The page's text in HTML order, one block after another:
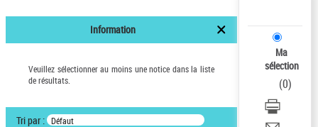
notices d’autorité
Paco de Lucía (1947-2014)
ne s'applique pas
Information
Veuillez sélectionner au moins une notice dans la liste
de résultats.
Tri par : Défaut
Ma
sélection
(0)